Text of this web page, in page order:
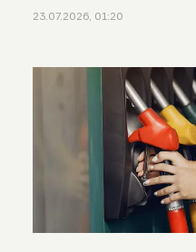
23.07.2026, 01:20